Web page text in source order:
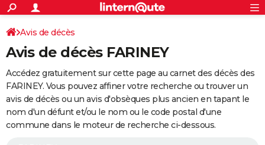
ACTUALITÉS
Politique
Société
Faits Divers
Education
Monde
Villes
+
SPORT
Coupe du monde 2026
Football
Tennis
Cyclisme
Rugby
Forum
Programme TV
TNT
Streaming
Cinéma
Sorties cinéma
Musique
+
FINANCE
Retraite
Epargne
Immobilier
Risques naturels par ville
Banque
Assurance
AUTO
Essais
Réserver un essai
Citadines
Berlines
SUV
Forum auto
+
Avis de décès
Avis de décès FARINEY
Accédez gratuitement sur cette page au carnet des décès des
FARINEY. Vous pouvez affiner votre recherche ou trouver un
avis de décès ou un avis d'obsèques plus ancien en tapant le
nom d'un défunt et/ou le nom ou le code postal d'une
commune dans le moteur de recherche ci-dessous.